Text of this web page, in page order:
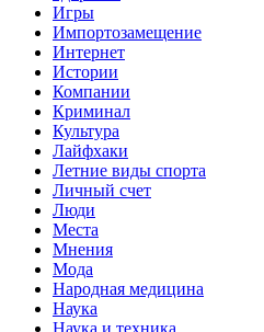
Игры
Импортозамещение
Интернет
Истории
Компании
Криминал
Культура
Лайфхаки
Летние виды спорта
Личный счет
Люди
Места
Мнения
Мода
Народная медицина
Наука
Наука и техника